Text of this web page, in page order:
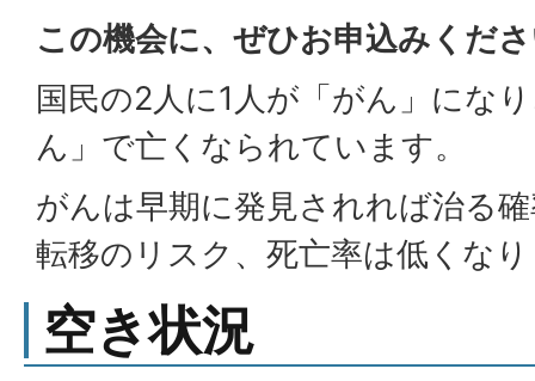
この機会に、ぜひお申込みくだ
国民の2人に1人が「がん」にな
ん」で亡くなられています。
がんは早期に発見されれば治る
転移のリスク、死亡率は低くな
空き状況